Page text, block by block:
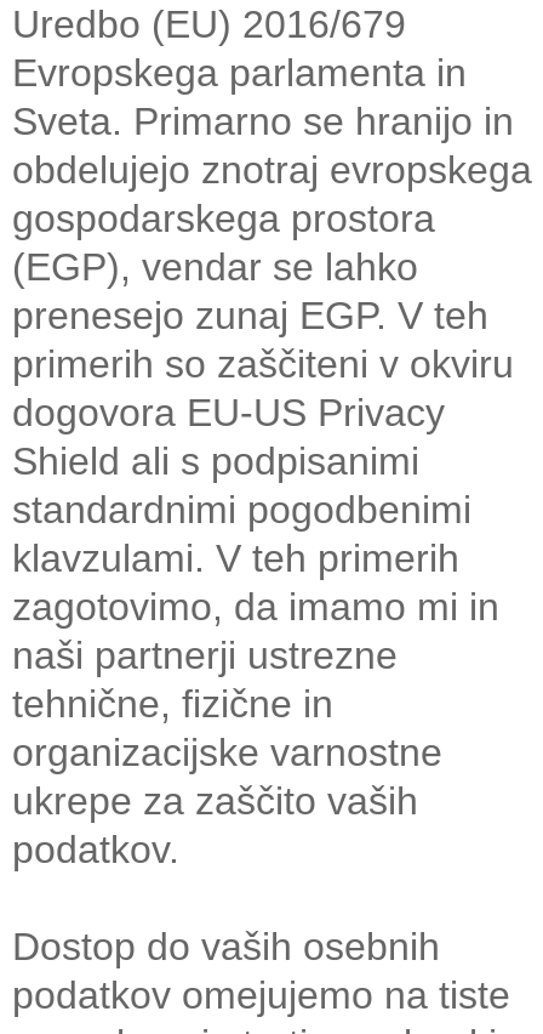
Uredbo (EU) 2016/679
Evropskega parlamenta in
Sveta. Primarno se hranijo in
obdelujejo znotraj evropskega
gospodarskega prostora
(EGP), vendar se lahko
prenesejo zunaj EGP. V teh
primerih so zaščiteni v okviru
dogovora EU-US Privacy
Shield ali s podpisanimi
standardnimi pogodbenimi
klavzulami. V teh primerih
zagotovimo, da imamo mi in
naši partnerji ustrezne
tehnične, fizične in
organizacijske varnostne
ukrepe za zaščito vaših
podatkov.
Dostop do vaših osebnih
podatkov omejujemo na tiste